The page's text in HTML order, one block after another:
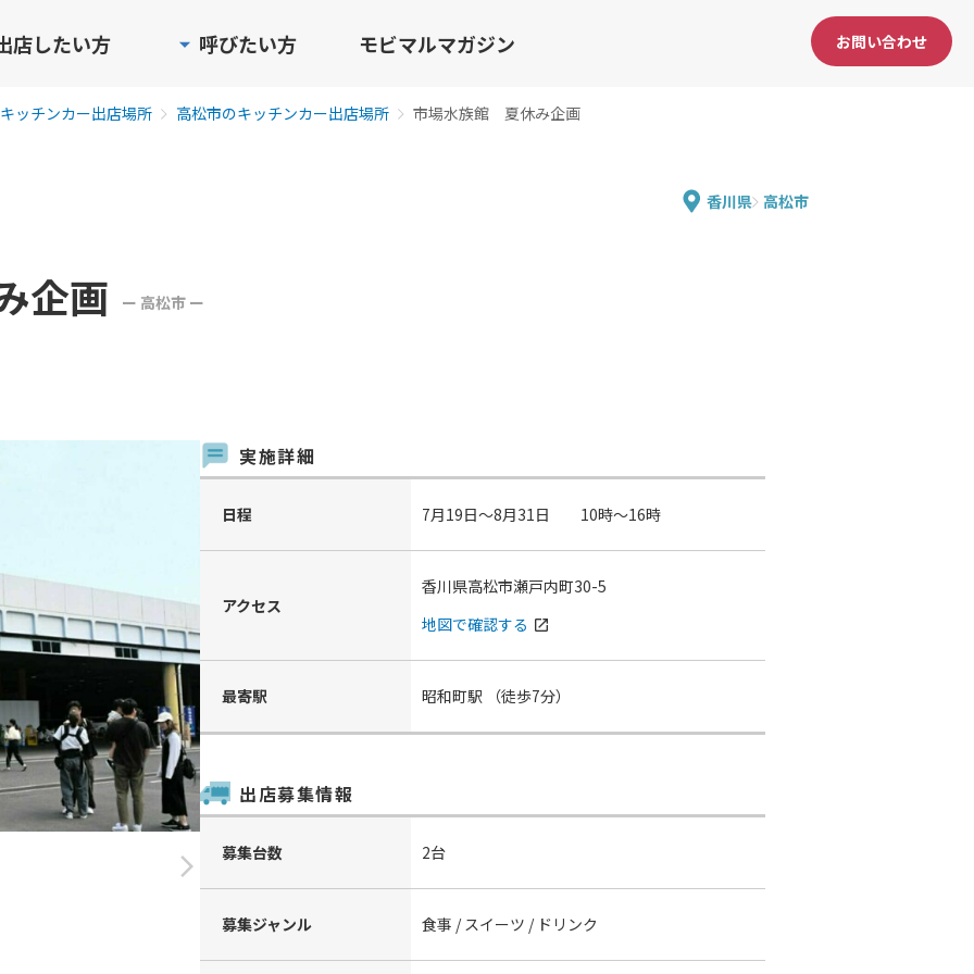
店したい方 呼びたい方 モビマルマガジン お問い合わせ
ッチンカー出店場所 高松市のキッチンカー出店場所 市場水族館 夏休み企画
香川県 高松市
企画 ー 高松市 ー
arrow_forward_ios
実施詳細
日程 7月19日～8月31日 10時～16時
アクセス
香川県高松市瀬戸内町30-5
地図で確認する open_in_new
最寄駅 昭和町駅 （徒歩7分）
出店募集情報
募集台数 2台
募集ジャンル 食事 / スイーツ / ドリンク